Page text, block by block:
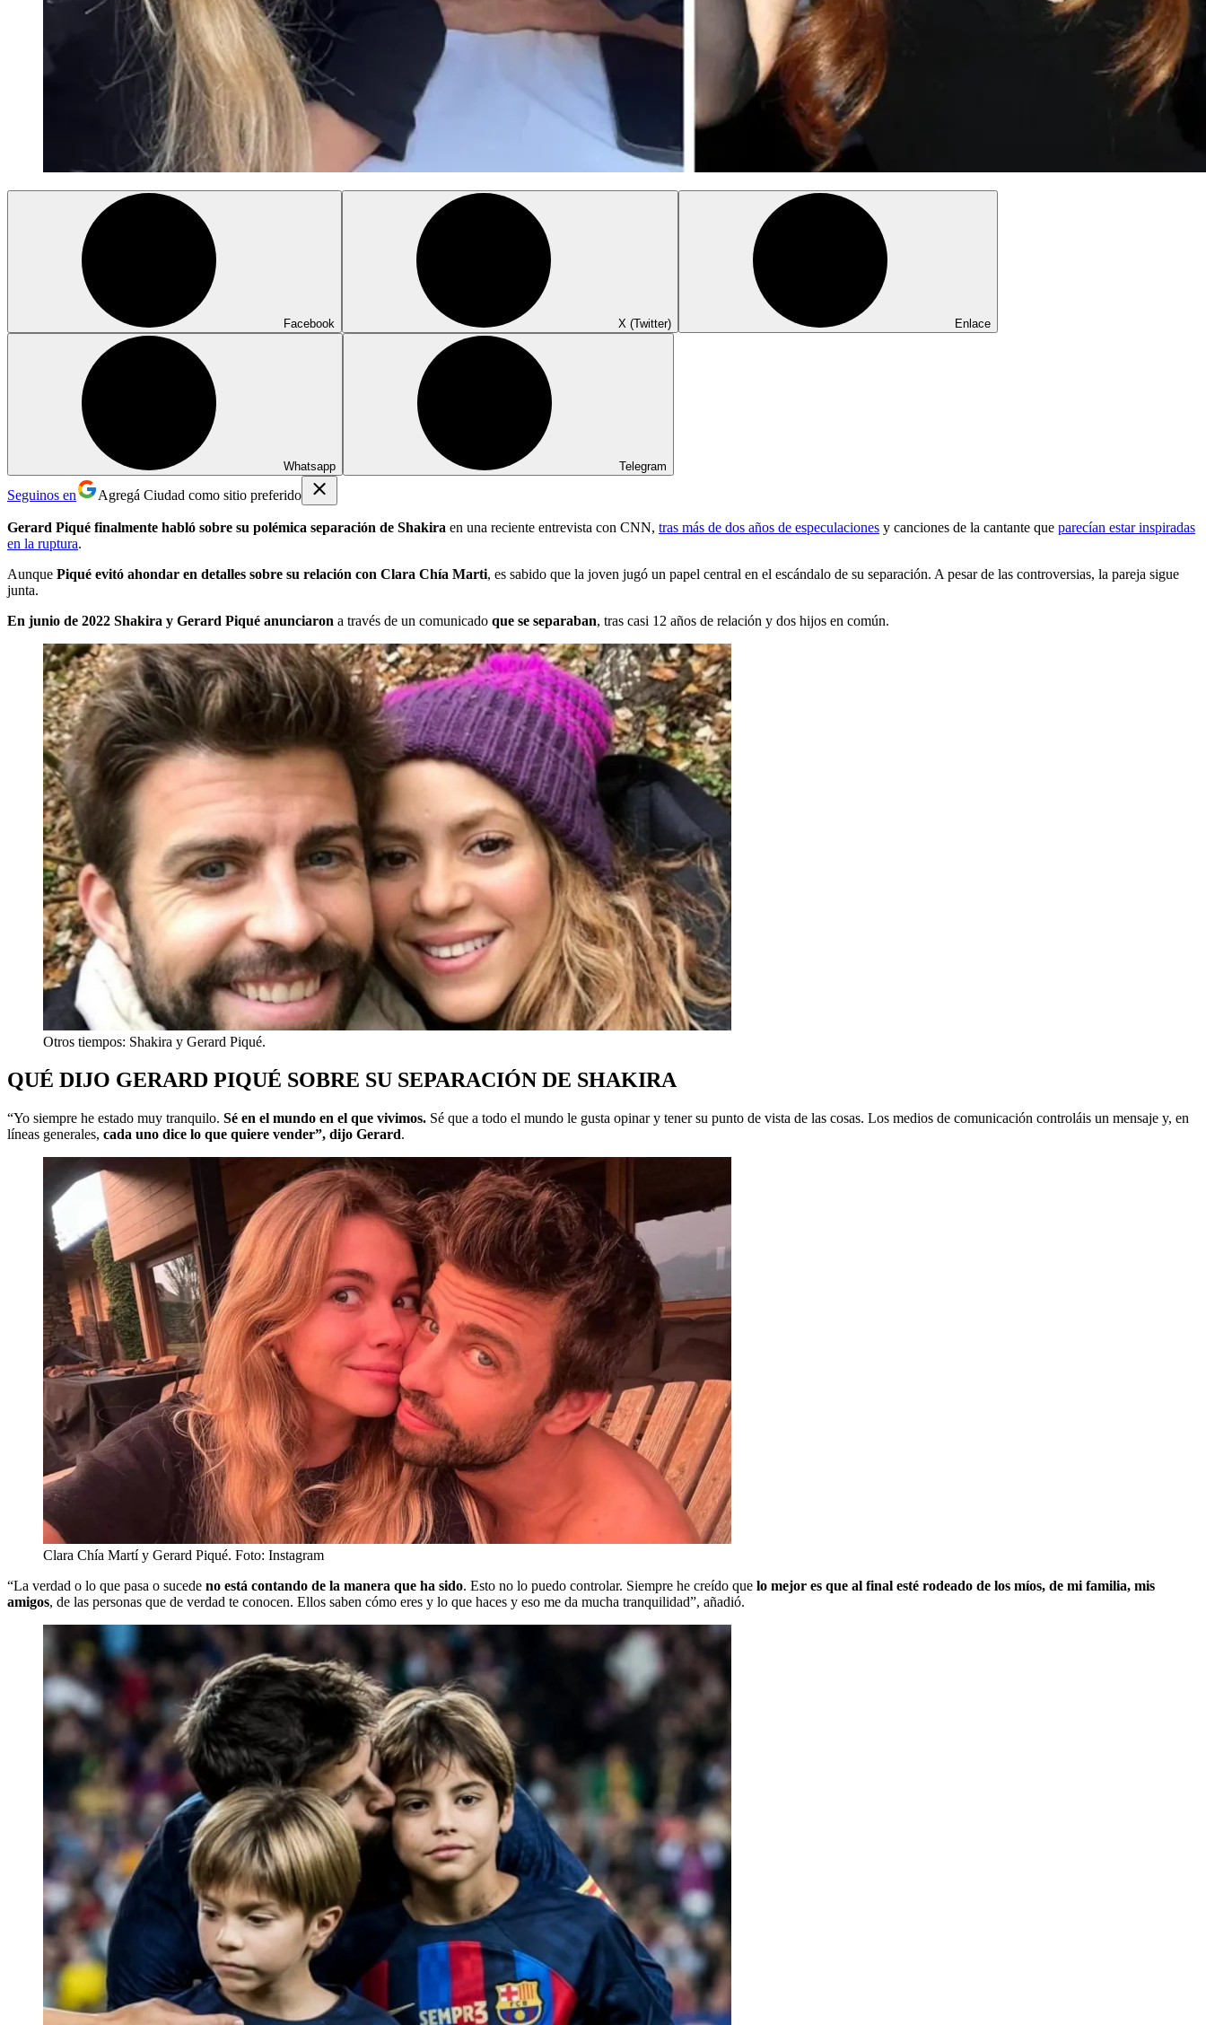
Facebook X (Twitter) Enlace
Whatsapp Telegram
Seguinos en Agregá Ciudad como sitio preferido
Gerard Piqué finalmente habló sobre su polémica separación de Shakira en una reciente entrevista con CNN, tras más de dos años de especulaciones y canciones de la cantante que parecían estar inspiradas
en la ruptura.
Aunque Piqué evitó ahondar en detalles sobre su relación con Clara Chía Marti, es sabido que la joven jugó un papel central en el escándalo de su separación. A pesar de las controversias, la pareja sigue
junta.
En junio de 2022 Shakira y Gerard Piqué anunciaron a través de un comunicado que se separaban, tras casi 12 años de relación y dos hijos en común.
Otros tiempos: Shakira y Gerard Piqué.
QUÉ DIJO GERARD PIQUÉ SOBRE SU SEPARACIÓN DE SHAKIRA
“Yo siempre he estado muy tranquilo. Sé en el mundo en el que vivimos. Sé que a todo el mundo le gusta opinar y tener su punto de vista de las cosas. Los medios de comunicación controláis un mensaje y, en
líneas generales, cada uno dice lo que quiere vender”, dijo Gerard.
Clara Chía Martí y Gerard Piqué. Foto: Instagram
“La verdad o lo que pasa o sucede no está contando de la manera que ha sido. Esto no lo puedo controlar. Siempre he creído que lo mejor es que al final esté rodeado de los míos, de mi familia, mis
amigos, de las personas que de verdad te conocen. Ellos saben cómo eres y lo que haces y eso me da mucha tranquilidad”, añadió.